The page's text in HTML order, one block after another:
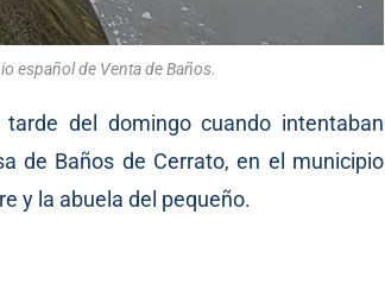
español de Venta de Baños.
del domingo cuando intentaban
de Baños de Cerrato, en el municipio
y la abuela del pequeño.